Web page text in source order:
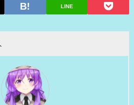
LINE